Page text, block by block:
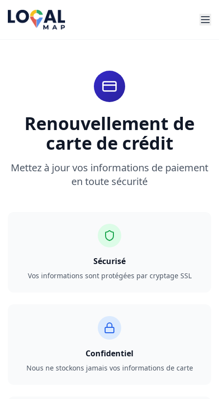
Renouvellement de
carte de crédit
Mettez à jour vos informations de paiement
en toute sécurité
Sécurisé
Vos informations sont protégées par cryptage SSL
Confidentiel
Nous ne stockons jamais vos informations de carte